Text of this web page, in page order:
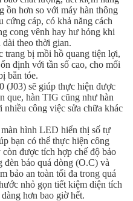
ồn hơn so với máy hàn thông
cáp, có khả năng cách
cong vênh hay hư hỏng khi
theo thời gian.
trang bị mồi hồ quang tiện lợi,
định với tần số cao, cho mối
bắn tóe.
(J03) sẽ giúp thực hiện được
que, hàn TIG cũng như hàn
công việc sửa chữa khác
hình LED hiển thị số tự
bạn có thể thực hiện công
được tích hợp chế độ bảo
đèn báo quá dòng (O.C) và
bảo an toàn tối đa trong quá
nhỏ gọn tiết kiệm diện tích
hơn bao giờ hết.